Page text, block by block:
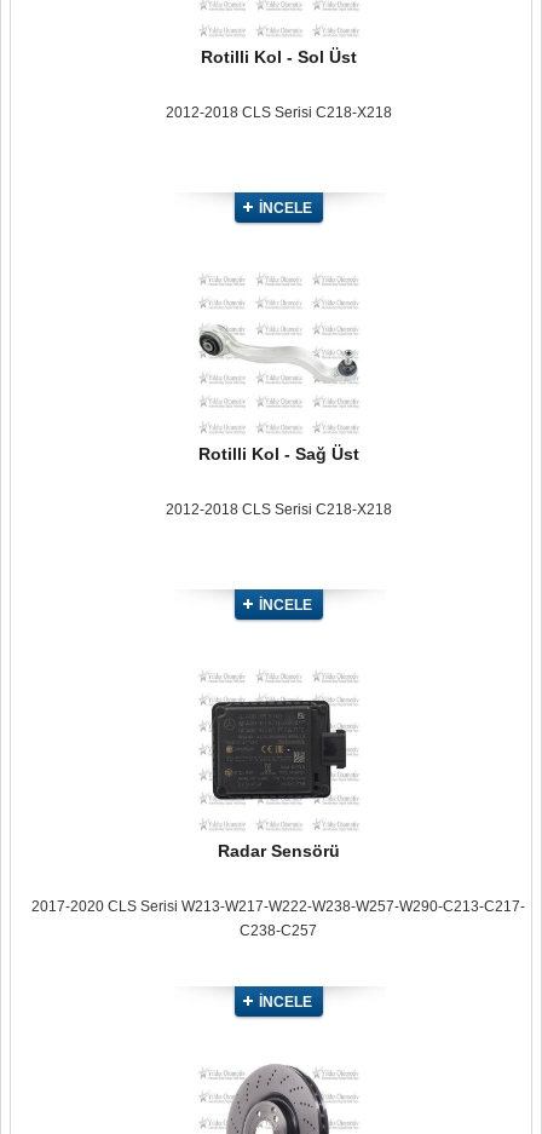
Rotilli Kol - Sol Üst
2012-2018 CLS Serisi C218-X218
İNCELE
Rotilli Kol - Sağ Üst
2012-2018 CLS Serisi C218-X218
İNCELE
Radar Sensörü
2017-2020 CLS Serisi W213-W217-W222-W238-W257-W290-C213-C217-
C238-C257
İNCELE